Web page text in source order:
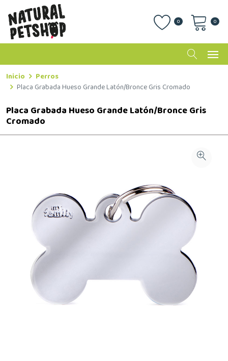
0 0
Inicio
Perros
Placa Grabada Hueso Grande Latón/Bronce Gris Cromado
Placa Grabada Hueso Grande Latón/Bronce Gris
Cromado